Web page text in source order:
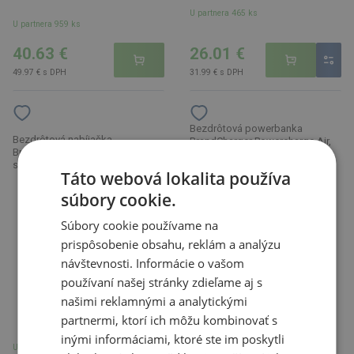
U partnera 959 ks
40.63 €
49.97 € s DPH
U partnera 465 ks
26.01 €
31.99 € s DPH
Bezdrôtová nabíjačka
Brandcharger Evopad Charge,
sivá
U partnera 1052 ks
Bezdrôtová powerbanka
BrandCharger Powercharge Air,
NOVINKA
Táto webová lokalita používa
súbory cookie.
Súbory cookie používame na
prispôsobenie obsahu, reklám a analýzu
návštevnosti. Informácie o vašom
používaní našej stránky zdieľame aj s
našimi reklamnými a analytickými
partnermi, ktorí ich môžu kombinovať s
inými informáciami, ktoré ste im poskytli